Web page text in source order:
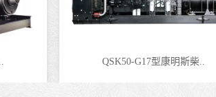
QSK50-G17型康明斯柴..